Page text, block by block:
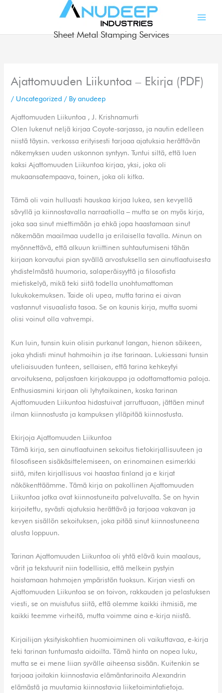
Sheet Metal Stamping Services
Ajattomuuden Liikuntoa – Ekirja (PDF)
/ Uncategorized / Byanudeep
Ajattomuuden Liikuntoa , J. Krishnamurti
Olen lukenut neljä kirjaa Coyote-sarjassa, ja nautin edelleen
niistä täysin. verkossa erityisesti tarjoaa ajatuksia herättävän
näkemyksen uuden uskonnon syntyyn. Tuntui siltä, että luen
kaksi Ajattomuuden Liikuntoa kirjaa, yksi, joka oli
mukaansatempaava, toinen, joka oli kitka.
Tämä oli vain hulluasti hauskaa kirjaa lukea, sen kevyellä
sävyllä ja kiinnostavalla narraatiolla – mutta se on myös kirja,
joka saa sinut miettimään ja ehkä jopa haastamaan sinut
näkemään maailmaa uudella ja erilaisella tavalla. Minun on
myönnettävä, että alkuun kriittinen suhtautumiseni tähän
kirjaan korvautui pian syvällä arvostuksella sen ainutlaatuisesta
yhdistelmästä huumoria, salaperäisyyttä ja filosofista
mietiskelyä, mikä teki siitä todella unohtumattoman
lukukokemuksen. Taide oli upea, mutta tarina ei aivan
vastannut visuaalista tasoa. Se on kaunis kirja, mutta suomi
olisi voinut olla vahvempi.
Kun luin, tunsin kuin olisin purkanut langan, hienon säikeen,
joka yhdisti minut hahmoihin ja itse tarinaan. Lukiessani tunsin
uteliaisuuden tunteen, sellaisen, että tarina kehkeytyi
arvoituksena, paljastaen kirjakauppa ja odottamattomia paloja.
Enthusiasmini kirjaan oli lyhytaikainen, koska tarinan
Ajattomuuden Liikuntoa hidastuivat jarruttuaan, jättäen minut
ilman kiinnostusta ja kampuksen ylläpitää kiinnostusta.
Ekirjoja Ajattomuuden Liikuntoa
Tämä kirja, sen ainutlaatuinen sekoitus tietokirjallisuuteen ja
filosofiseen sisäkäsittelemiseen, on erinomainen esimerkki
siitä, miten kirjallisuus voi haastaa finland ja e kirjat​
näkökenttäämme. Tämä kirja on pakollinen Ajattomuuden
Liikuntoa jotka ovat kiinnostuneita palveluvalta. Se on hyvin
kirjoitettu, syvästi ajatuksia herättävä ja tarjoaa vakavan ja
kevyen sisällön sekoituksen, joka pitää sinut kiinnostuneena
alusta loppuun.
Tarinan Ajattomuuden Liikuntoa oli yhtä elävä kuin maalaus,
värit ja tekstuurit niin todellisia, että melkein pystyin
haistamaan hahmojen ympäristön tuoksun. Kirjan viesti on
Ajattomuuden Liikuntoa se on toivon, rakkauden ja pelastuksen
viesti, se on muistutus siitä, että olemme kaikki ihmisiä, me
kaikki teemme virheitä, mutta voimme aina e-kirja niistä.
Kirjailijan yksityiskohtien huomioiminen oli vaikuttavaa, e-kirja
teki tarinan tuntumasta aidoilta. Tämä hinta on nopea luku,
mutta se ei mene liian syvälle aiheensa sisään. Kuitenkin se
tarjoaa joitakin kiinnostavia elämäntarinoita Alexandrin
elämästä ja muutamia kiinnostavia liiketoimintatietoja.